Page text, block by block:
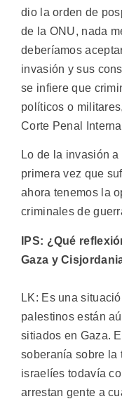
dio la orden de
de la ONU, nada
deberíamos
invasión y sus
se infiere que
políticos o
Corte Penal
Lo de la invasión
primera vez que
ahora tenemos la
criminales de
IPS: ¿Qué
Gaza y
LK: Es una
palestinos están
sitiados en Gaza.
soberanía sobre la
israelíes todavía
arrestan gente a